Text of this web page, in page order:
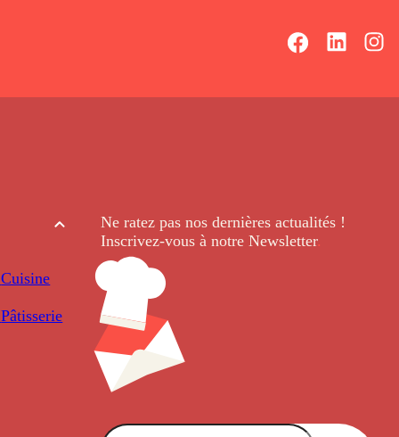
Cuisine
Pâtisserie
Ne ratez pas nos dernièresactualités !
Inscrivez-vous à notre Newsletter.